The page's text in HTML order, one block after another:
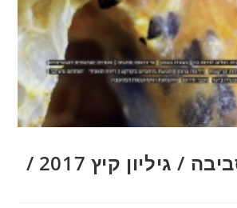
אקולוגיה וסביבה / גיליון קיץ 2017 /